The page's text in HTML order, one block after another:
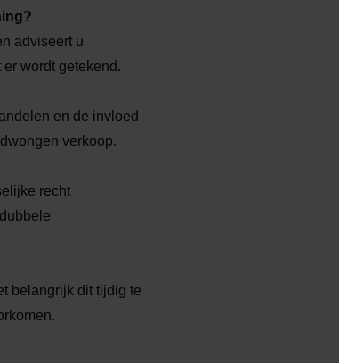
adviseert u
wordt getekend.
en de invloed
verkoop.
recht
belangrijk dit tijdig te